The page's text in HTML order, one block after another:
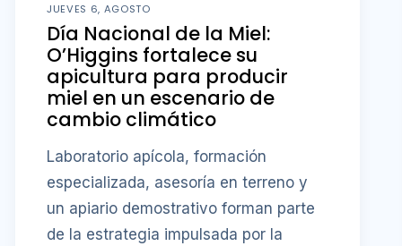
JUEVES 6, AGOSTO
Día Nacional de la Miel:
O’Higgins fortalece su
apicultura para producir
miel en un escenario de
cambio climático
Laboratorio apícola, formación
especializada, asesoría en terreno y
un apiario demostrativo forman parte
de la estrategia impulsada por la